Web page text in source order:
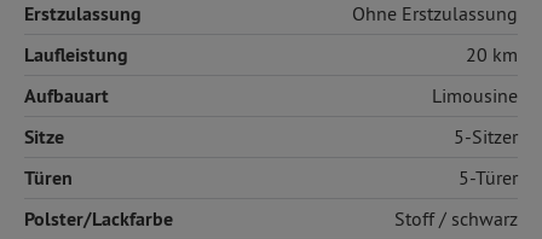
Erstzulassung Ohne Erstzulassung
Laufleistung 20 km
Aufbauart Limousine
Sitze 5-Sitzer
Türen 5-Türer
Polster/Lackfarbe Stoff/ schwarz